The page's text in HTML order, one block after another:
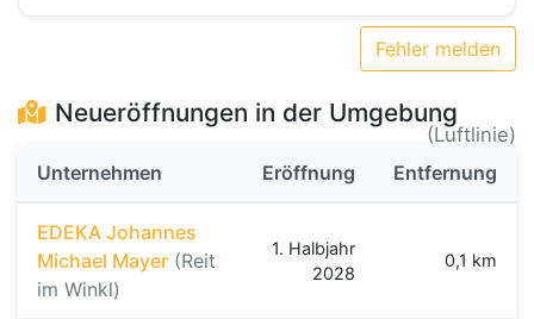
Fehler melden
Neueröffnungen in der Umgebung
(Luftlinie)
Unternehmen
Eröffnung Entfernung
EDEKA Johannes
Michael Mayer (Reit
im Winkl)
1. Halbjahr
2028
0,1 km